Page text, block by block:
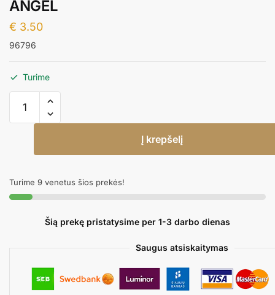
ANGEL
€ 3.50
96796
Turime
kiekis:
Popierinės
STITCH
ANGEL
Į krepšelį
Turime 9 venetus šios prekės!
Šią prekę pristatysime per 1-3 darbo dienas
Saugus atsiskaitymas